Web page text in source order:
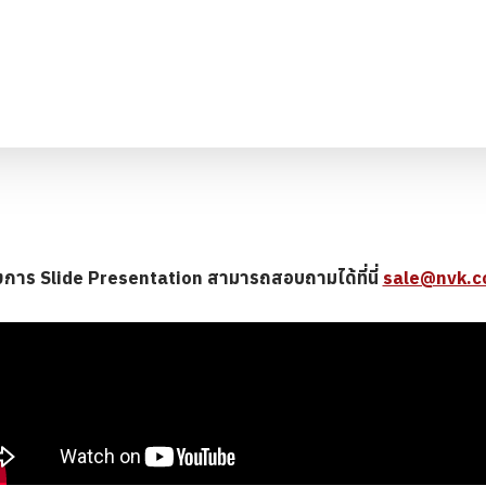
าร Slide Presentation สามารถสอบถามได้ที่นี่